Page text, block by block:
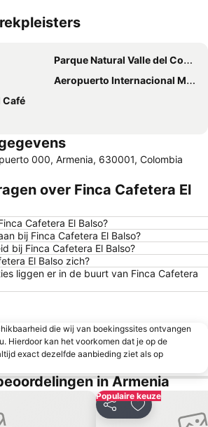
Parque Natural Valle del Cocorá
Aeropuerto Internacional Matecaña
Café
000, Armenia, 630001, Colombia
over Finca Cafetera El
Cafetera El Balso?
bij Finca Cafetera El Balso?
bij Finca Cafetera El Balso?
El Balso zich?
liggen er in de buurt van Finca Cafetera
die wij van boekingssites ontvangen
Hierdoor kan het voorkomen dat je op de
exact dezelfde aanbieding ziet als op
in Armenia
favorieten
Populaire keuze
Delen Toevoegen